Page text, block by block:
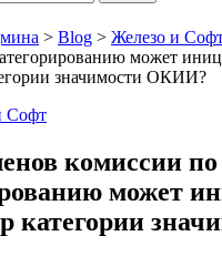
> Blog > Железо и
может
значимости ОКИИ?
Софт
комиссии по
может
категории